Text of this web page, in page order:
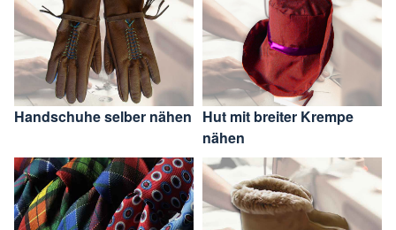
Handschuhe selber nähen
Hut mit breiter Krempe
nähen